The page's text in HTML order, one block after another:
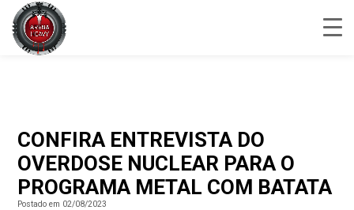
CONFIRA ENTREVISTA DO
OVERDOSE NUCLEAR PARA O
PROGRAMA METAL COM BATATA
Postado em 02/08/2023